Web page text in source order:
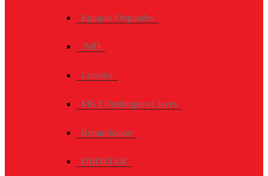
Equipos Originales
JMD
Lonsdor
MK3 Desbloqueo Llaves
Remunlocker
OBDSTAR